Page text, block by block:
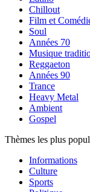
Chillout
Film et
Soul
Années 70
Musique
Reggaeton
Années 90
Trance
Heavy Metal
Ambient
Gospel
Thèmes les plus
Informations
Culture
Sports